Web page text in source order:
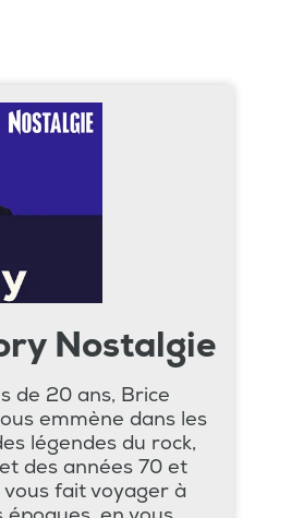
Nostalgie
de 20 ans, Brice
emmène dans les
légendes du rock,
des années 70 et
vous fait voyager à